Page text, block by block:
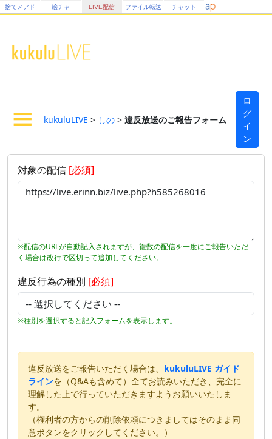
捨てメアド 絵チャ LIVE配信 ファイル転送 チャット
kukuluLIVE > しの > 違反放送のご報告フォーム
ロ
グ
イ
ン
対象の配信 [必須]
※配信のURLが自動記入されますが、複数の配信を一度にご報告いただ
く場合は改行で区切って追加してください。
違反行為の種別 [必須]
※種別を選択すると記入フォームを表示します。
違反放送をご報告いただく場合は、 kukuluLIVE ガイド
ラインを（Q&Aも含めて）全てお読みいただき、完全に
理解した上で行っていただきますようお願いいたしま
す。
（権利者の方からの削除依頼につきましてはそのまま同
意ボタンをクリックしてください。）